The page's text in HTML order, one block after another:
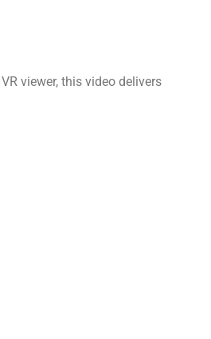
viewer, this video delivers